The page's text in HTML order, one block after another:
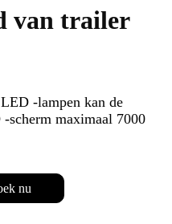
van trailer
-lampen kan de
scherm maximaal 7000
nu